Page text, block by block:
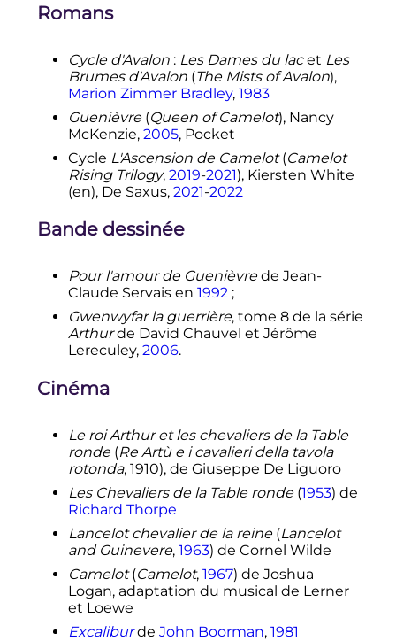
Romans
Cycle d'Avalon : Les Dames du lacet Les
Brumes d'Avalon(The Mists of Avalon),
Marion Zimmer Bradley, 1983
Guenièvre(Queen of Camelot), Nancy
McKenzie, 2005, Pocket
Cycle L'Ascension de Camelot(Camelot
Rising Trilogy, 2019-2021), Kiersten White
(en), De Saxus, 2021-2022
Bande dessinée
Pour l'amour de Guenièvrede Jean-
Claude Servais en 1992 ;
Gwenwyfar la guerrière, tome 8 de la série
Arthurde David Chauvel et Jérôme
Lereculey, 2006.
Cinéma
Le roi Arthur et les chevaliers de la Table
ronde(Re Artù e i cavalieri della tavola
rotonda, 1910), de Giuseppe De Liguoro
Les Chevaliers de la Table ronde(1953) de
Richard Thorpe
Lancelot chevalier de la reine(Lancelot
and Guinevere, 1963) de Cornel Wilde
Camelot(Camelot, 1967) de Joshua
Logan, adaptation du musical de Lerner
et Loewe
Excaliburde John Boorman, 1981